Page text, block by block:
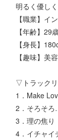
明るく優し
【職業】イ
【年齢】29
【身長】
【趣味】美
▽トラック
1．Make
2．そろそ
3．理の焦り
4．イチャイ